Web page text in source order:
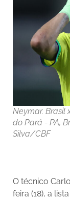
Neymar. Brasil
do Pará - PA,
Silva/CBF
O técnico
feira (18), a